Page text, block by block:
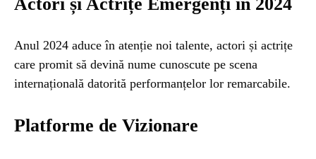
Anul 2024 aduce în atenție noi talente, actori și actrițe
care promit să devină nume cunoscute pe scena
internațională datorită performanțelor lor remarcabile.
Platforme de Vizionare